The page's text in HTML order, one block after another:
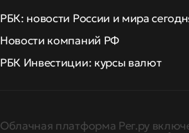
РБК: новости России и мира
Новости компаний РФ
РБК Инвестиции: курсы валют
Облачная платформа Рег.ру